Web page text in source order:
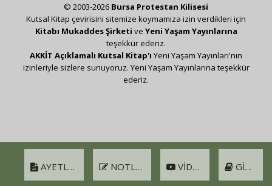
AYETLER NOTLAR VIDEO GIRIŞ
© 2003-2026 Bursa Protestan Kilisesi
Kutsal Kitap çevirisini sitemize koymamıza izin verdikleri için
Kitabı Mukaddes Şirketi ve Yeni Yaşam Yayınlarına
teşekkür ederiz.
AKKİT Açıklamalı Kutsal Kitap'ı Yeni Yaşam Yayınları'nın
izinleriyle sizlere sunuyoruz. Yeni Yaşam Yayınlarına teşekkür
ederiz.